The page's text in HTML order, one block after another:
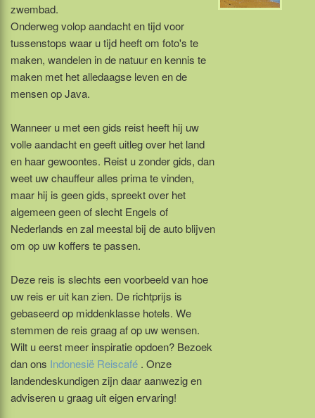
zwembad.
Onderweg volop aandacht en tijd voor
tussenstops waar u tijd heeft om foto's te
maken, wandelen in de natuur en kennis te
maken met het alledaagse leven en de
mensen op Java.
Wanneer u met een gids reist heeft hij uw
volle aandacht en geeft uitleg over het land
en haar gewoontes. Reist u zonder gids, dan
weet uw chauffeur alles prima te vinden,
maar hij is geen gids, spreekt over het
algemeen geen of slecht Engels of
Nederlands en zal meestal bij de auto blijven
om op uw koffers te passen.
Deze reis is slechts een voorbeeld van hoe
uw reis er uit kan zien. De richtprijs is
gebaseerd op middenklasse hotels. We
stemmen de reis graag af op uw wensen.
Wilt u eerst meer inspiratie opdoen? Bezoek
dan ons Indonesië Reiscafé . Onze
landendeskundigen zijn daar aanwezig en
adviseren u graag uit eigen ervaring!